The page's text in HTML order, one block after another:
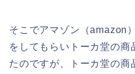
そこでアマゾン（amazon
をしてもらいトーカ堂の商
たのですが、トーカ堂の商